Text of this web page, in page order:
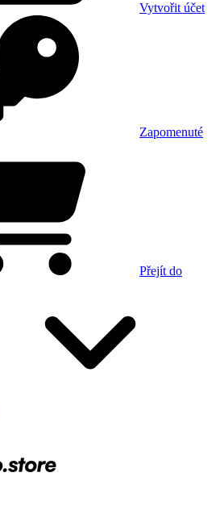
Vytvořit účet
Zapomenuté
Přejít do